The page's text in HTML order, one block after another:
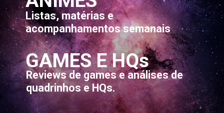
Listas, matérias e
acompanhamentos semanais
GAMES E HQs
Reviews de games e análises de
quadrinhos e HQs.